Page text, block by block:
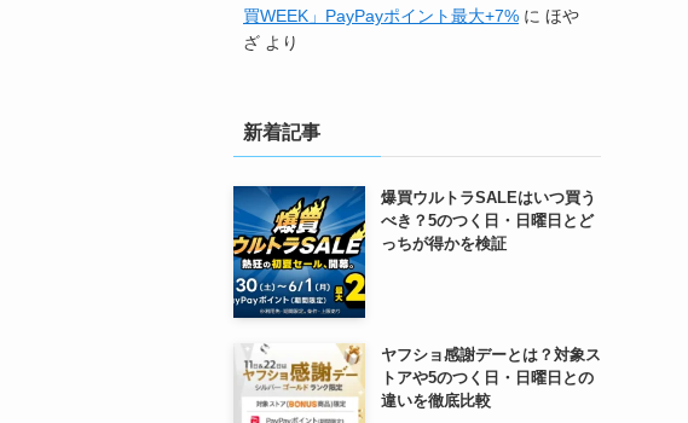
買WEEK」PayPayポイント最大+7% に ほや
ざ より
新着記事
爆買ウルトラSALEはいつ買う
べき？5のつく日・日曜日とど
っちが得かを検証
ヤフショ感謝デーとは？対象ス
トアや5のつく日・日曜日との
違いを徹底比較